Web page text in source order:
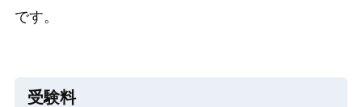
です。
受験料